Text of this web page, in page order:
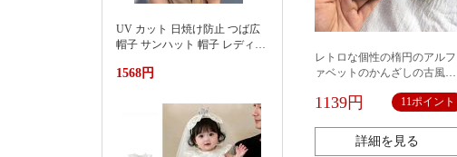
UV カット 日焼け防止 つば広
帽子 サンハット 帽子 レディー
好看防晒显脸小沙滩海边防紫
1568円
レトロな個性の楕円のアルフ
ァベットのかんざしの古風な
同型のかんざしの髪飾りの通
1139円 11ポイント
詳細を見る